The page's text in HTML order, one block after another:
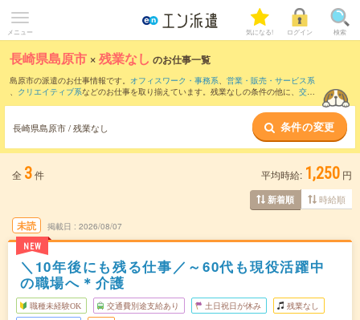
メニュー 気になる! ログイン 検索
長崎県島原市 ×残業なし のお仕事一覧
島原市の派遣のお仕事情報です。 オフィスワーク・事務系、 営業・販売・サービス系
、 クリエイティブ系などのお仕事を取り揃えています。残業なしの条件の他に、 交通
長崎県島原市 / 残業なし 条件の変更
全 3件 平均時給: 1,250 円
新着順 時給順
未読
NEW
掲載日 2026/08/07
＼10年後にも残る仕事／～60代も現役活躍中
の職場へ＊介護
職種未経験OK 交通費別途支給あり 土日祝日が休み 残業なし